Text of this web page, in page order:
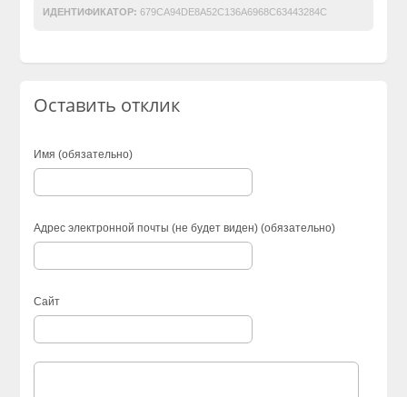
ИДЕНТИФИКАТОР: 679CA94DE8A52C136A6968C63443284C
Оставить отклик
Имя (обязательно)
Адрес электронной почты (не будет виден) (обязательно)
Сайт